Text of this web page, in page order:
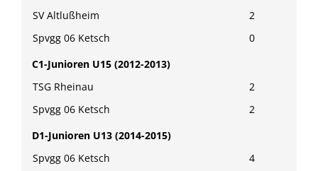
SV Altlußheim
2
Spvgg 06 Ketsch
0
C1-Junioren U15 (2012-2013)
TSG Rheinau
2
Spvgg 06 Ketsch
2
D1-Junioren U13 (2014-2015)
Spvgg 06 Ketsch
4